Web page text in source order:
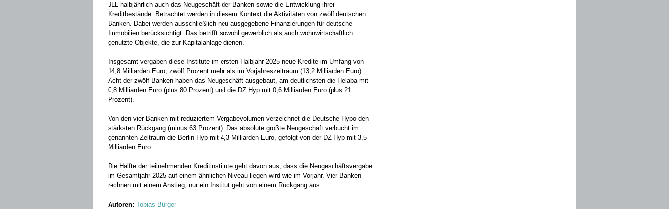
JLL halbjährlich auch das Neugeschäft der Banken sowie die Entwicklung ihrer
Kreditbestände. Betrachtet werden in diesem Kontext die Aktivitäten von zwölf deutschen
Banken. Dabei werden ausschließlich neu ausgegebene Finanzierungen für deutsche
Immobilien berücksichtigt. Das betrifft sowohl gewerblich als auch wohnwirtschaftlich
genutzte Objekte, die zur Kapitalanlage dienen.
Insgesamt vergaben diese Institute im ersten Halbjahr 2025 neue Kredite im Umfang von
14,8 Milliarden Euro, zwölf Prozent mehr als im Vorjahreszeitraum (13,2 Milliarden Euro).
Acht der zwölf Banken haben das Neugeschäft ausgebaut, am deutlichsten die Helaba mit
0,8 Milliarden Euro (plus 80 Prozent) und die DZ Hyp mit 0,6 Milliarden Euro (plus 21
Prozent).
Von den vier Banken mit reduziertem Vergabevolumen verzeichnet die Deutsche Hypo den
stärksten Rückgang (minus 63 Prozent). Das absolute größte Neugeschäft verbucht im
genannten Zeitraum die Berlin Hyp mit 4,3 Milliarden Euro, gefolgt von der DZ Hyp mit 3,5
Milliarden Euro.
Die Hälfte der teilnehmenden Kreditinstitute geht davon aus, dass die Neugeschäftsvergabe
im Gesamtjahr 2025 auf einem ähnlichen Niveau liegen wird wie im Vorjahr. Vier Banken
rechnen mit einem Anstieg, nur ein Institut geht von einem Rückgang aus.
Autoren: Tobias Bürger